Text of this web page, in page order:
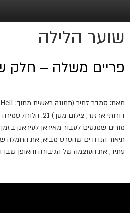
שוער הלילה
פריים משלה – חלק
מורים שמנסים לעבור מאיראן לעיראק
תיאור הנדודים שהסרט מביא, את החמלה
עתיד, את העוצמה של הגיבורה והאופן שבו